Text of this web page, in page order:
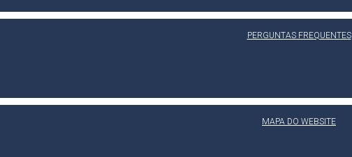
PERGUNTAS FREQUENTES
MAPA DO WEBSITE